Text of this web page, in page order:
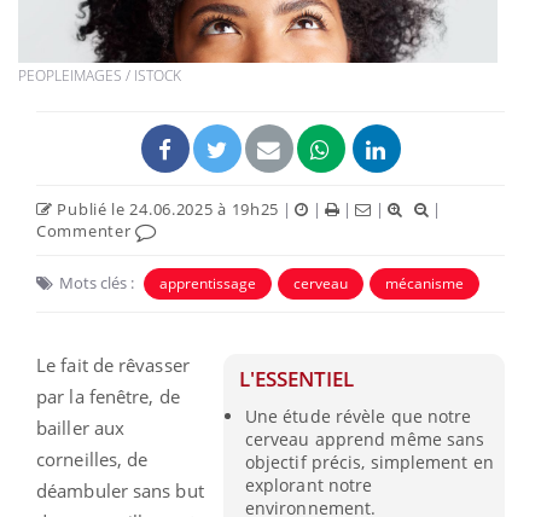
PEOPLEIMAGES / ISTOCK
Publié le 24.06.2025 à 19h25 | | | |
|
Commenter
Mots clés : apprentissage cerveau mécanisme
L'ESSENTIEL
Une étude révèle que notre
cerveau apprend même sans
objectif précis, simplement en
explorant notre
environnement.
Le fait de rêvasser
par la fenêtre, de
bailler aux
corneilles, de
déambuler sans but